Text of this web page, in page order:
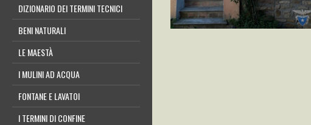
DIZIONARIO DEI TERMINI TECNICI
BENI NATURALI
LE MAESTÀ
I MULINI AD ACQUA
FONTANE E LAVATOI
I TERMINI DI CONFINE